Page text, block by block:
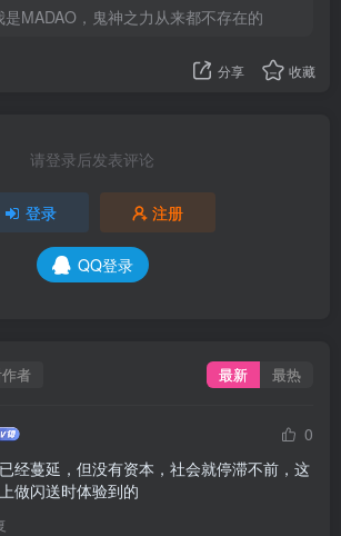
是MADAO，鬼神之力从来都不存在的
分享 收藏
请登录后发表评论
登录 注册
QQ登录
者 最新 最热
0
经蔓延，但没有资本，社会就停滞不前，这
做闪送时体验到的